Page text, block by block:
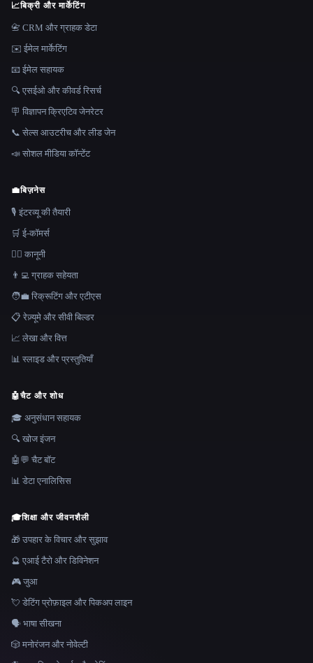
📈बिक्री और मार्केटिंग
📇 CRM और ग्राहक डेटा
✉️ ईमेल मार्केटिंग
📧 ईमेल सहायक
🔍 एसईओ और कीवर्ड रिसर्च
🪧 विज्ञापन क्रिएटिव जेनरेटर
📞 सेल्स आउटरीच और लीड जेन
📣 सोशल मीडिया कॉन्टेंट
💼बिज़नेस
🎙️ इंटरव्यू की तैयारी
🛒 ई-कॉमर्स
👩‍⚖️ कानूनी
👨‍💻 ग्राहक सहेयता
🧑‍💼 रिक्रूटिंग और एटीएस
📋 रेज़्यूमे और सीवी बिल्डर
📈 लेखा और वित्त
📊 स्लाइड और प्रस्तुतियाँ
🤖चैट और शोध
🎓 अनुसंधान सहायक
🔍 खोज इंजन
🤖💬 चैट बॉट
📊 डेटा एनालिसिस
🎓शिक्षा और जीवनशैली
🎁 उपहार के विचार और सुझाव
🔮 एआई टैरो और डिविनेशन
🎮 जुआ
💘 डेटिंग प्रोफ़ाइल और पिकअप लाइन
🗣️ भाषा सीखना
🎲 मनोरंजन और नोवेल्टी